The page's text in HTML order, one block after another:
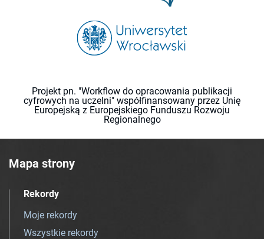
Projekt pn. "Workflow do opracowania publikacji
cyfrowych na uczelni" współfinansowany przez Unię
Europejską z Europejskiego Funduszu Rozwoju
Regionalnego
Mapa strony
Rekordy
Moje rekordy
Wszystkie rekordy